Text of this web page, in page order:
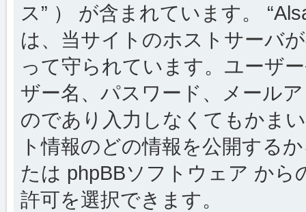
ス” ） が含まれています。
は、当サイトのホストサーバ
って守られています。ユーザ
ザー名、パスワード、メール
のであり入力しなくてもかま
ト情報のどの情報を公開する
たは phpBBソフトウェア から
許可を選択できます。